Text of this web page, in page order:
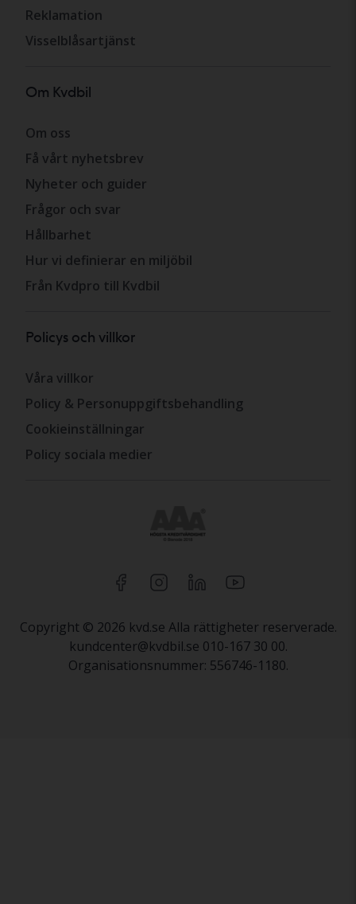
Reklamation
Visselblåsartjänst
Om Kvdbil
Om oss
Få vårt nyhetsbrev
Nyheter och guider
Frågor och svar
Hållbarhet
Hur vi definierar en miljöbil
Från Kvdpro till Kvdbil
Policys och villkor
Våra villkor
Policy & Personuppgiftsbehandling
Cookieinställningar
Policy sociala medier
Copyright © 2026 kvd.se Alla rättigheter reserverade.
kundcenter@kvdbil.se 010-167 30 00.
Organisationsnummer: 556746-1180.